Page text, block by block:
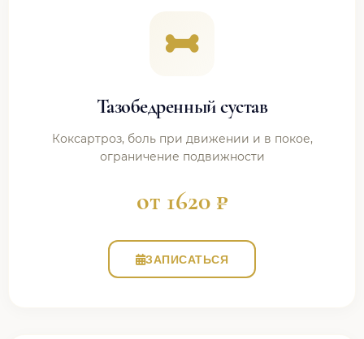
Тазобедренный сустав
Коксартроз, боль при движении и в покое,
ограничение подвижности
от 1620 ₽
ЗАПИСАТЬСЯ